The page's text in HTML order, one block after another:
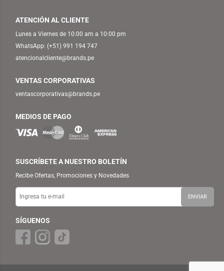
ATENCIÓN AL CLIENTE
Lunes a Viernes de 10:00 am a 10:00 pm
WhatsApp: (+51) 991 194 747
atencionalcliente@brands.pe
VENTAS CORPORATIVAS
ventascorporativas@brands.pe
MEDIOS DE PAGO
SUSCRÍBETE A NUESTRO BOLETÍN
Recibe Ofertas, Promociones y Novedades
SÍGUENOS